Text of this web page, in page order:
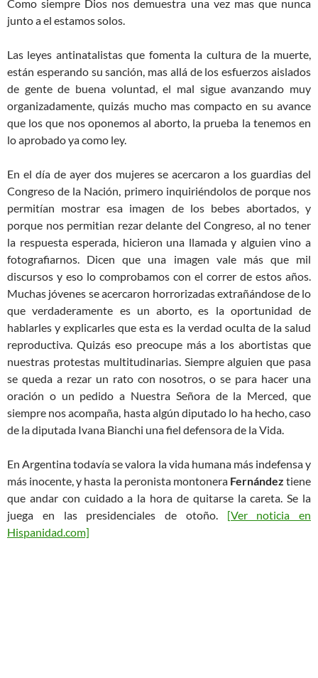
Como siempre Dios nos demuestra una vez mas que nunca
junto a el estamos solos.
Las leyes antinatalistas que fomenta la cultura de la muerte,
están esperando su sanción, mas allá de los esfuerzos aislados
de gente de buena voluntad, el mal sigue avanzando muy
organizadamente, quizás mucho mas compacto en su avance
que los que nos oponemos al aborto, la prueba la tenemos en
lo aprobado ya como ley.
En el día de ayer dos mujeres se acercaron a los guardias del
Congreso de la Nación, primero inquiriéndolos de porque nos
permitían mostrar esa imagen de los bebes abortados, y
porque nos permitian rezar delante del Congreso, al no tener
la respuesta esperada, hicieron una llamada y alguien vino a
fotografiarnos. Dicen que una imagen vale más que mil
discursos y eso lo comprobamos con el correr de estos años.
Muchas jóvenes se acercaron horrorizadas extrañándose de lo
que verdaderamente es un aborto, es la oportunidad de
hablarles y explicarles que esta es la verdad oculta de la salud
reproductiva. Quizás eso preocupe más a los abortistas que
nuestras protestas multitudinarias. Siempre alguien que pasa
se queda a rezar un rato con nosotros, o se para hacer una
oración o un pedido a Nuestra Señora de la Merced, que
siempre nos acompaña, hasta algún diputado lo ha hecho, caso
de la diputada Ivana Bianchi una fiel defensora de la Vida.
En Argentina todavía se valora la vida humana más indefensa y
más inocente, y hasta la peronista montonera Fernández tiene
que andar con cuidado a la hora de quitarse la careta. Se la
juega en las presidenciales de otoño. [Ver noticia en
Hispanidad.com]